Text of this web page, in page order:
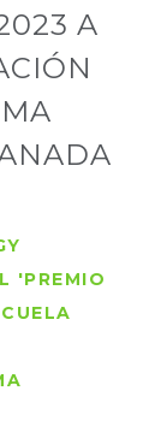
A
'PREMIO